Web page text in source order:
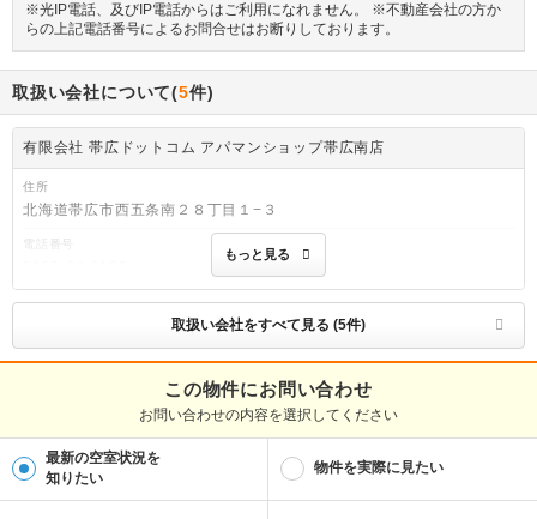
※光IP電話、及びIP電話からはご利用になれません。 ※不動産会社の方か
らの上記電話番号によるお問合せはお断りしております。
取扱い会社について(5件)
有限会社 帯広ドットコム アパマンショップ帯広南店
住所
北海道帯広市西五条南２８丁目１−３
電話番号
免許番号
北海道知事十勝(5)第642号
取引態様
1003343353
※お問い合わせの際には、担当者へ物件管理番号をお伝えください。
もっと見る
取扱い会社をすべて見る (5件)
この物件にお問い合わせ
お問い合わせの内容を選択してください
最新の空室状況を
知りたい
物件を実際に見たい